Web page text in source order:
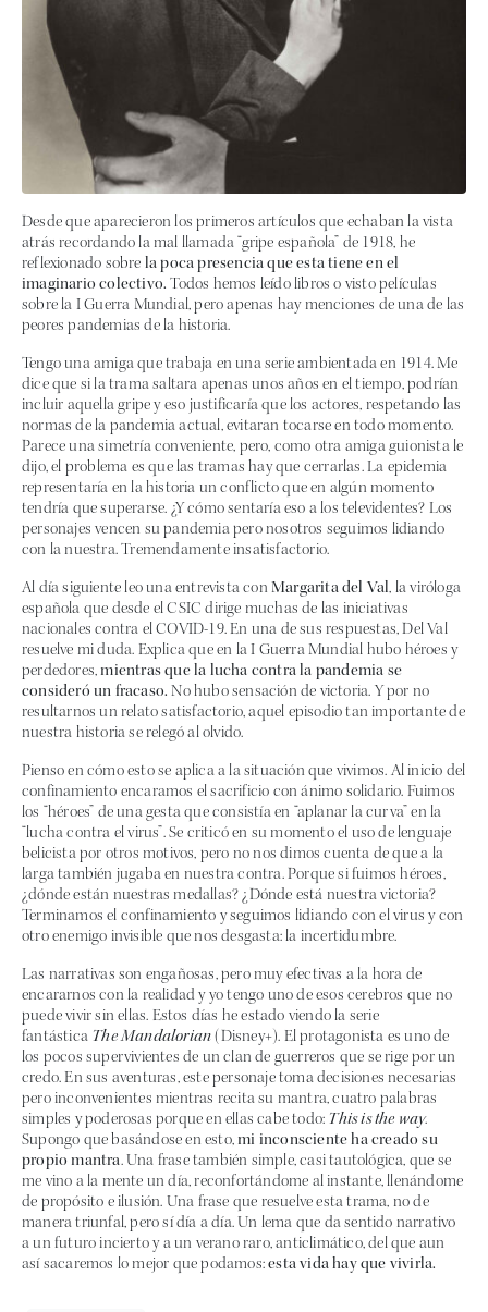
Desde que aparecieron los primeros artículos que echaban la vista
atrás recordando la mal llamada “gripe española” de 1918, he
reflexionado sobre la poca presencia que esta tiene en el
imaginario colectivo. Todos hemos leído libros o visto películas
sobre la I Guerra Mundial, pero apenas hay menciones de una de las
peores pandemias de la historia.
Tengo una amiga que trabaja en una serie ambientada en 1914. Me
dice que si la trama saltara apenas unos años en el tiempo, podrían
incluir aquella gripe y eso justificaría que los actores, respetando las
normas de la pandemia actual, evitaran tocarse en todo momento.
Parece una simetría conveniente, pero, como otra amiga guionista le
dijo, el problema es que las tramas hay que cerrarlas. La epidemia
representaría en la historia un conflicto que en algún momento
tendría que superarse. ¿Y cómo sentaría eso a los televidentes? Los
personajes vencen su pandemia pero nosotros seguimos lidiando
con la nuestra. Tremendamente insatisfactorio.
Al día siguiente leo una entrevista conMargarita del Val, la viróloga
española que desde el CSIC dirige muchas de las iniciativas
nacionales contra el COVID-19. En una de sus respuestas, Del Val
resuelve mi duda. Explica que en la I Guerra Mundial hubo héroes y
perdedores,mientras que la lucha contra la pandemia se
consideró un fracaso. No hubo sensación de victoria. Y por no
resultarnos un relato satisfactorio, aquel episodio tan importante de
nuestra historia se relegó al olvido.
Pienso en cómo esto se aplica a la situación que vivimos. Al inicio del
confinamiento encaramos el sacrificio con ánimo solidario. Fuimos
los “héroes” de una gesta que consistía en “aplanar la curva” en la
“lucha contra el virus”. Se criticó en su momento el uso de lenguaje
belicista por otros motivos, pero no nos dimos cuenta de que a la
larga también jugaba en nuestra contra. Porque si fuimos héroes,
¿dónde están nuestras medallas? ¿Dónde está nuestra victoria?
Terminamos el confinamiento y seguimos lidiando con el virus y con
otro enemigo invisible que nos desgasta: la incertidumbre.
Las narrativas son engañosas, pero muy efectivas a la hora de
encararnos con la realidad y yo tengo uno de esos cerebros que no
puede vivir sin ellas. Estos días he estado viendo la serie
fantástica The Mandalorian(Disney+). El protagonista es uno de
los pocos supervivientes de un clan de guerreros que se rige por un
credo. En sus aventuras, este personaje toma decisiones necesarias
pero inconvenientes mientras recita su mantra, cuatro palabras
simples y poderosas porque en ellas cabe todo: This is the way.
Supongo que basándose en esto,mi inconsciente ha creado su
propio mantra. Una frase también simple, casi tautológica, que se
me vino a la mente un día, reconfortándome al instante, llenándome
de propósito e ilusión. Una frase que resuelve esta trama, no de
manera triunfal, pero sí día a día. Un lema que da sentido narrativo
a un futuro incierto y a un verano raro, anticlimático, del que aun
así sacaremos lo mejor que podamos:esta vida hay que vivirla.